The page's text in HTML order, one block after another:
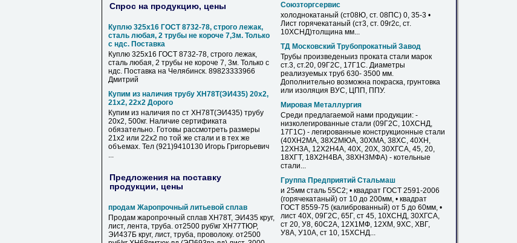
Спрос на продукцию, цены
Куплю 325х16 ГОСТ 8732-78, строго лежак,
сталь любая, 2 трубы не короче 7,3м. Только
с ндс. Поставка
Куплю 325х16 ГОСТ 8732-78, строго лежак,
сталь любая, 2 трубы не короче 7, 3м. Только с
ндс. Поставка на Челябинск. 89823333966
Дмитрий
Купим из наличия трубу ХН78Т(ЭИ435) 20х2,
21х2, 22х2 Дорого
Купим из наличия по ст ХН78Т(ЭИ435) трубу
20х2, 500кг. Наличие сертификата
обязательно. Готовы рассмотреть размеры
21х2 или 22х2 по той же стали и в тех же
объемах. Тел (921)9410130 Игорь Григорьевич
...
Предложения на поставку
продукции, цены
продам Жаропрочный литьевой сплав
Продам жаропрочный сплав ХН78Т, ЭИ435 круг,
лист, лента, труба. от2500 руб\кг ХН77ТЮР,
ЭИ437Б круг, лист, труба, проволоку. от2500
Союзторгсервис
холоднокатаный (ст08Ю, ст. 08ПС) 0, 35-3 •
Лист горячекатаный (ст3, ст. 09г2с, ст.
10ХСНД)толщина мм...
ТД Московский Трубопрокатный Завод
Трубы произведеныиз проката стали марок
ст.3, ст.20, 09Г2С, 17Г1С. Диаметры
реализуемых труб 630- 3500 мм.
Дополнительно возможна покраска, грунтовка
или изоляция ВУС, ЦПП, ППУ.
Мировая Металлургия
Среди предлагаемой нами продукции: -
низколегированные стали (09Г2С, 10ХСНД,
17Г1С) - легированные конструкционные стали
(40ХН2МА, 38Х2МЮА, 30ХМА, 38ХС, 40ХН,
12ХН3А, 12Х2Н4А, 40Х, 20Х, 30ХГСА, 45, 20,
18ХГТ, 18Х2Н4ВА, 38ХН3МФА) - котельные
стали...
Группа Предприятий Стальмаш
и 25мм сталь 55С2; • квадрат ГОСТ 2591-2006
(горячекатаный) от 10 до 200мм, • квадрат
ГОСТ 8559-75 (калиброванный) от 5 до 60мм, •
лист 40Х, 09Г2С, 65Г, ст 45, 10ХСНД, 30ХГСА,
ст 20, У8, 60С2А, 12Х1МФ, 12ХМ, 9ХС, ХВГ,
У8А, У10А, ст 10, 15ХСНД...